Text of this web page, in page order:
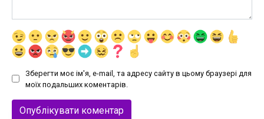
Зберегти моє ім'я, e-mail, та адресу сайту в цьому браузері для
моїх подальших коментарів.